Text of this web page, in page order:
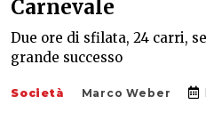
Carnevale
Due ore di sfilata, 24 carri,
grande successo
Società Marco Weber